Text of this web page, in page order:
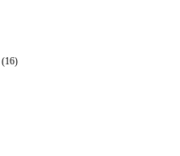
(16)